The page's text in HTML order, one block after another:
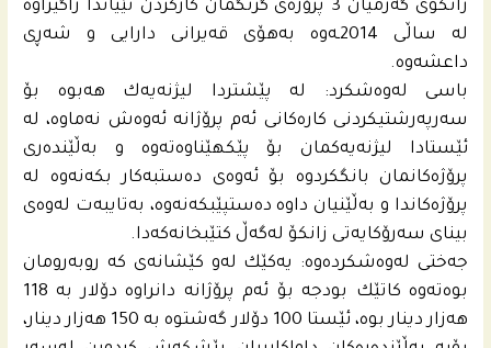
زانكۆى گه‌رمیان 3 پرۆژه‌ى گرنگمان كاركردن تێیاندا راگیراوه‌
له‌ ساڵى 2014ـه‌وه‌ به‌هۆى قه‌یرانى دارایی و شه‌ڕى
داعشه‌وه‌.
باسى له‌وه‌شكرد: له‌ پێشتردا لیژنه‌یه‌ك هه‌بوه‌ بۆ
سه‌رپه‌رشتیكردنى كاره‌كانى ئه‌م پرۆژانه‌ ئه‌وه‌ش نه‌ماوه‌، له‌
ئێستادا لیژنه‌یه‌كمان بۆ پێكهێناوه‌ته‌وه‌ و به‌ڵێنده‌رى
پرۆژه‌كانمان بانگكردوه‌ بۆ ئه‌وه‌ى ده‌ستبه‌كار بكه‌نه‌وه‌ له‌
پرۆژه‌كاندا و به‌ڵێنیان داوه‌ ده‌ستپێبكه‌نه‌وه‌، به‌تایبه‌ت له‌وه‌ى
بیناى سه‌رۆكایه‌تى زانكۆ له‌گه‌ڵ كتێبخانه‌كه‌دا.
جه‌ختى له‌وه‌شكرده‌وه‌: یه‌كێك له‌و كێشانه‌ى كه‌ روبه‌رومان
بوه‌ته‌وه‌ كاتێك بودجه‌ بۆ ئه‌م پرۆژانه‌ دانراوه‌ دۆلار به‌ 118
هه‌زار دینار بوه‌، ئێستا 100 دۆلار گه‌شتوه‌ به‌ 150 هه‌زار دینار،